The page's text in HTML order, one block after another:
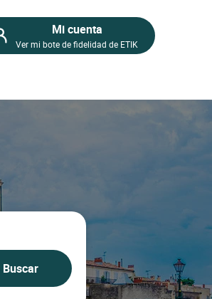
Mi cuenta
Ver mi bote de fidelidad de ETIK